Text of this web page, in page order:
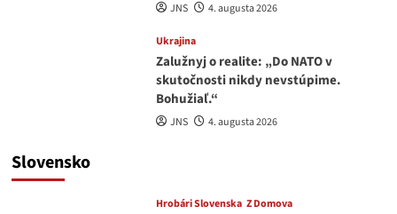
JNS 4. augusta 2026
Ukrajina
Zalužnyj o realite: „Do NATO v
skutočnosti nikdy nevstúpime.
Bohužiaľ.“
JNS 4. augusta 2026
Slovensko
Hrobári Slovenska Z Domova